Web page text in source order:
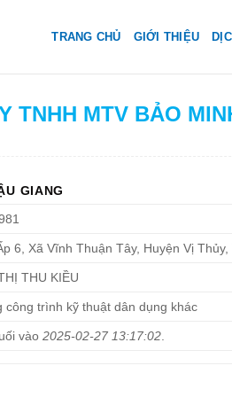
TRANG CHỦ GIỚI THIỆU
TNHH MTV BẢO
GIANG
6, Xã Vĩnh Thuận Tây, Huyện Vị
THU KIỀU
công trình kỹ thuật dân dụng khác
vào 2025-02-27 13:17:02